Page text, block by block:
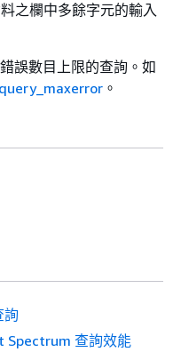
之欄中多餘字元的輸入
誤數目上限的查詢。如
。
詢
Spectrum 查詢效能